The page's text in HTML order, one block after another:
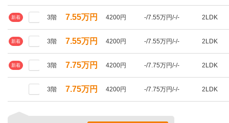
新着 3階 7.55万円 4200円 -/7.55万円/-/- 2LDK
新着 3階 7.55万円 4200円 -/7.55万円/-/- 2LDK
新着 3階 7.75万円 4200円 -/7.75万円/-/- 2LDK
3階 7.75万円 4200円 -/7.75万円/-/- 2LDK